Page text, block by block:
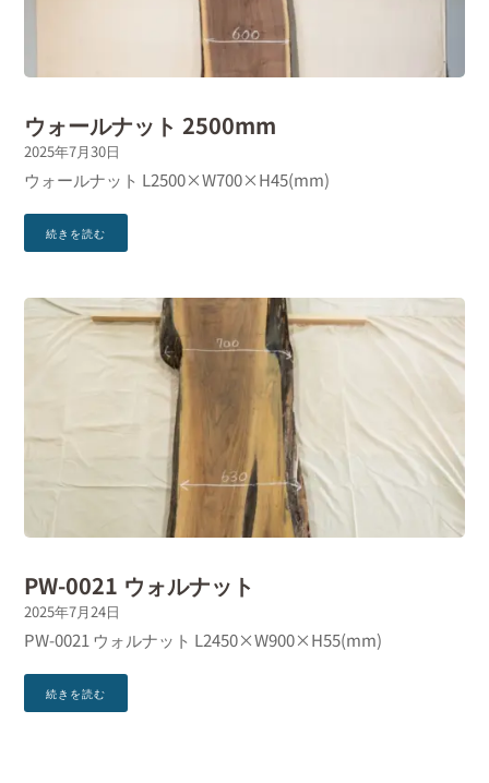
ウォールナット 2500mm
2025年7月30日
ウォールナット L2500×W700×H45(mm)
続きを読む
PW-0021 ウォルナット
2025年7月24日
PW-0021 ウォルナット L2450×W900×H55(mm)
続きを読む